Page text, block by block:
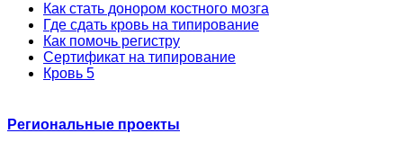
Как стать донором костного мозга
Где сдать кровь на типирование
Как помочь регистру
Сертификат на типирование
Кровь 5
Региональные проекты